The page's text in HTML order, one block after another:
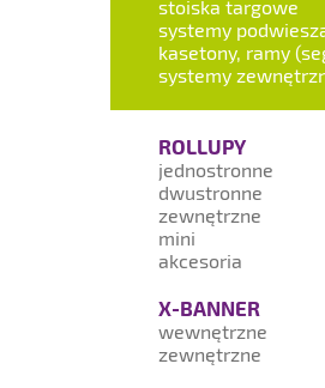
stoiska targowe
systemy
kasetony, ramy
systemy
ROLLUPY
jednostronne
dwustronne
zewnętrzne
mini
akcesoria
X-BANNER
wewnętrzne
zewnętrzne